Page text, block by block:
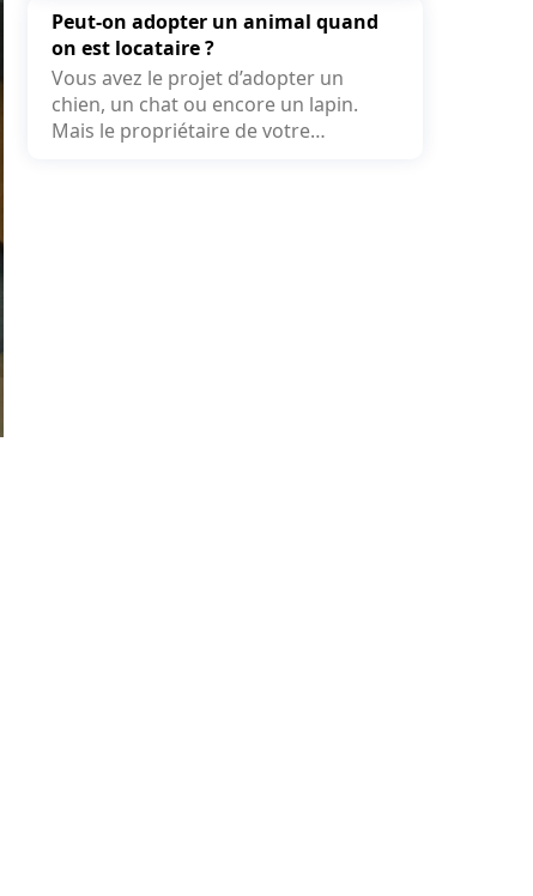
Peut-on adopter un animal quand
on est locataire ?
Vous avez le projet d’adopter un
chien, un chat ou encore un lapin.
Mais le propriétaire de votre